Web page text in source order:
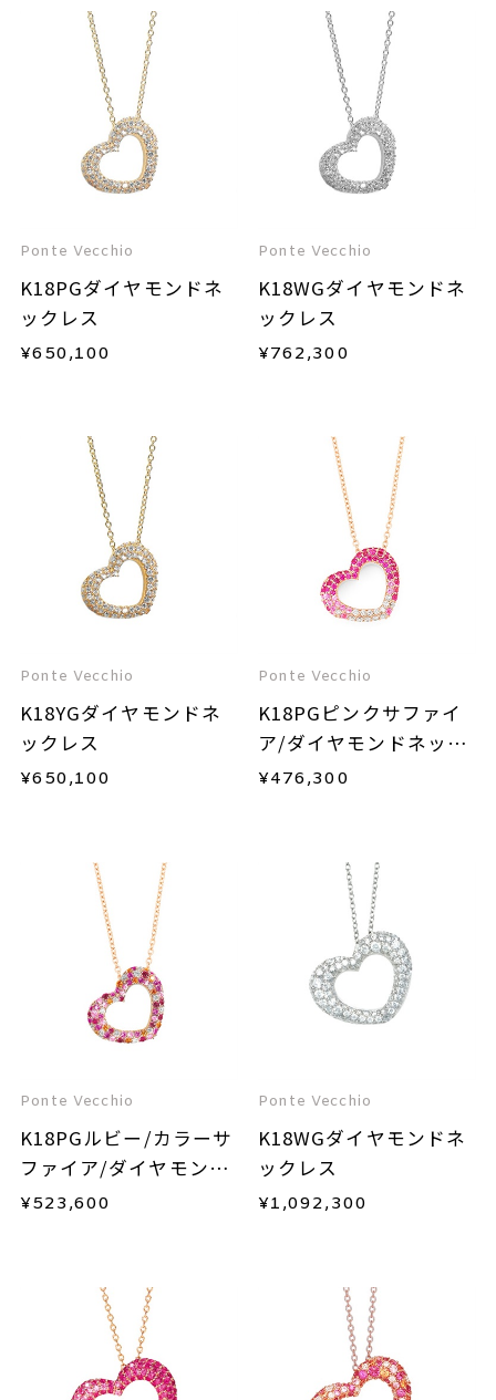
Ponte Vecchio
K18PGダイヤモンドネ
ックレス
¥650,100
Ponte Vecchio
K18WGダイヤモンドネ
ックレス
¥762,300
Ponte Vecchio
K18YGダイヤモンドネ
ックレス
¥650,100
Ponte Vecchio
K18PGピンクサファイ
ア/ダイヤモンドネック
レス
¥476,300
Ponte Vecchio
K18PGルビー/カラーサ
ファイア/ダイヤモンド
ネックレス
¥523,600
Ponte Vecchio
K18WGダイヤモンドネ
ックレス
¥1,092,300